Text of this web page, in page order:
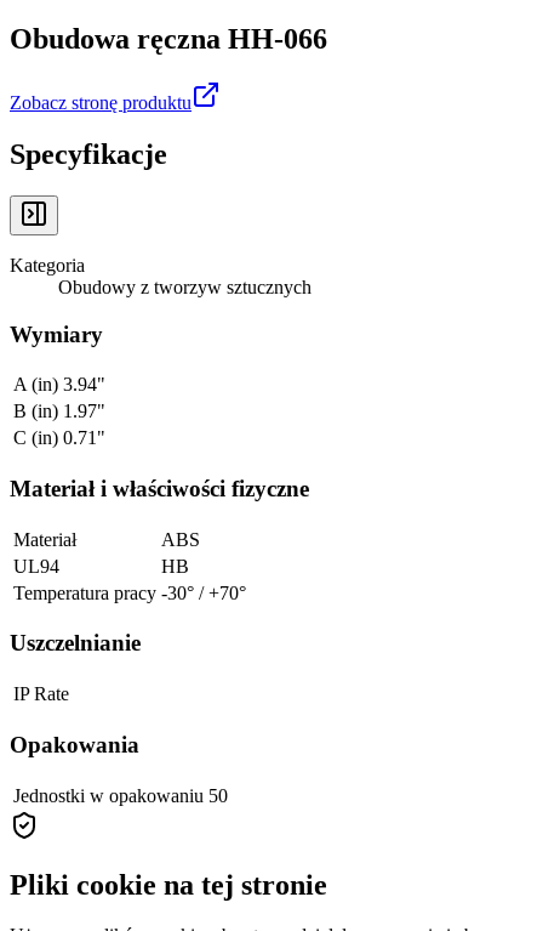
Obudowa ręczna HH-066
Zobacz stronę produktu
Specyfikacje
Kategoria
Obudowy z tworzyw sztucznych
Wymiary
A (in) 3.94"
B (in) 1.97"
C (in) 0.71"
Materiał i właściwości fizyczne
Materiał
ABS
UL94
HB
Temperatura pracy -30° / +70°
Uszczelnianie
IP Rate
Opakowania
Jednostki w opakowaniu 50
Pliki cookie na tej stronie